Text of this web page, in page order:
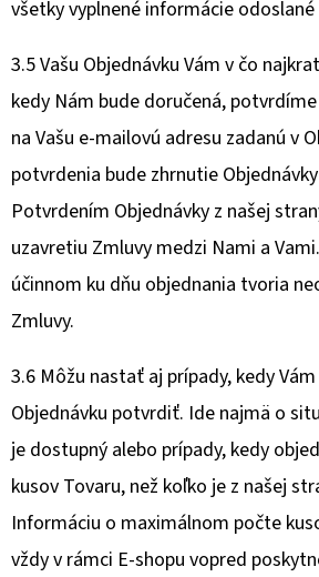
všetky vyplnené informácie
3.5 Vašu Objednávku Vám v čo
kedy Nám bude doručená,
na Vašu e-mailovú adresu zadanú v
potvrdenia bude zhrnutie
Potvrdením Objednávky z našej
uzavretiu Zmluvy medzi Nami a
účinnom ku dňu objednania tvoria
Zmluvy.
3.6 Môžu nastať aj prípady, kedy
Objednávku potvrdiť. Ide najmä o
je dostupný alebo prípady, kedy
kusov Tovaru, než koľko je z našej
Informáciu o maximálnom počte
vždy v rámci E-shopu vopred